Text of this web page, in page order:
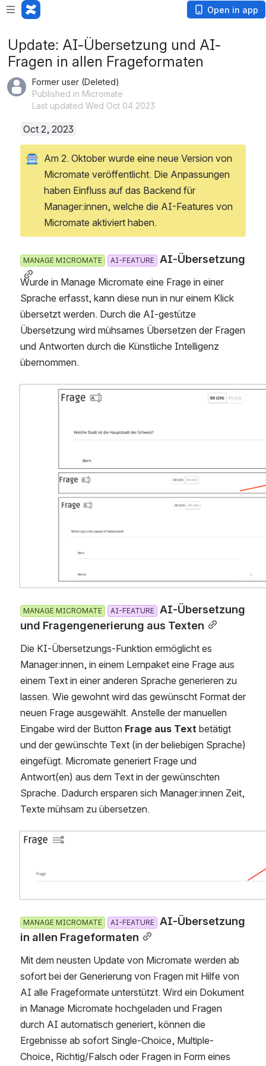
Open in app
Update: AI-Übersetzung und AI-
Fragen in allen Frageformaten
Former user (Deleted)
Published in Micromate
Last updated Wed Oct 04 2023
Oct 2, 2023
Am 2. Oktober wurde eine neue Version von
Micromate veröffentlicht. Die Anpassungen
haben Einfluss auf das Backend für
Manager:innen, welche die AI-Features von
Micromate aktiviert haben.
MANAGE MICROMATE AI-FEATURE AI-Übersetzung
Wurde in Manage Micromate eine Frage in einer
Sprache erfasst, kann diese nun in nur einem Klick
übersetzt werden. Durch die AI-gestütze
Übersetzung wird mühsames Übersetzen der Fragen
und Antworten durch die Künstliche Intelligenz
übernommen.
MANAGE MICROMATE AI-FEATURE AI-Übersetzung u
nd Fragengenerierung aus Texten
Die KI-Übersetzungs-Funktion ermöglicht es
Manager:innen, in einem Lernpaket eine Frage aus
einem Text in einer anderen Sprache generieren zu
lassen. Wie gewohnt wird das gewünscht Format der
neuen Frage ausgewählt. Anstelle der manuellen
Eingabe wird der Button Frage aus Text betätigt
und der gewünschte Text (in der beliebigen Sprache)
eingefügt. Micromate generiert Frage und
Antwort(en) aus dem Text in der gewünschten
Sprache. Dadurch ersparen sich Manager:innen Zeit,
Texte mühsam zu übersetzen.
Open
MANAGE MICROMATE AI-FEATURE AI-Übersetzung i
n allen Frageformaten
Mit dem neusten Update von Micromate werden ab
sofort bei der Generierung von Fragen mit Hilfe von
AI alle Frageformate unterstützt. Wird ein Dokument
in Manage Micromate hochgeladen und Fragen
durch AI automatisch generiert, können die
Ergebnisse ab sofort Single-Choice, Multiple-
Choice, Richtig/Falsch oder Fragen in Form eines